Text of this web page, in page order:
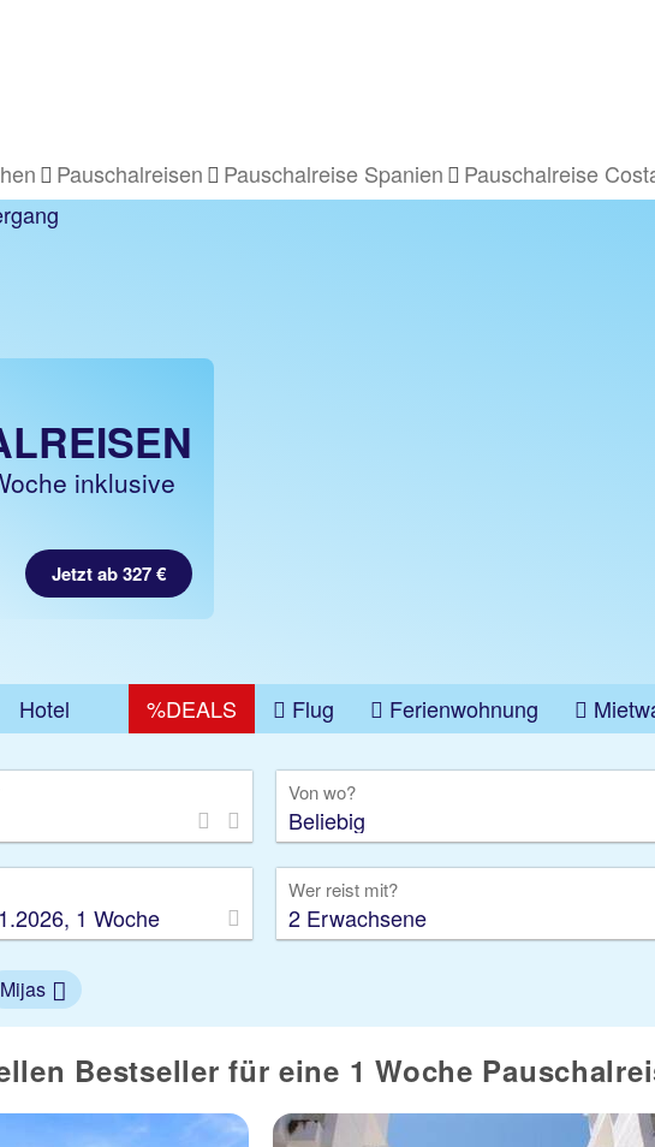
Pauschalreisen Pauschalreise Spanien Pauschalreise
inklusive
Jetzt ab 327 €
Hotel %DEALS Flug Ferienwohnung
Von wo?
Beliebig
1 Woche
Wer reist mit?
2 Erwachsene
Mijas
Bestseller für eine 1 Woche